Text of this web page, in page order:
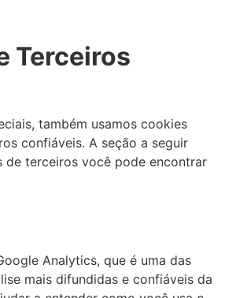
Terceiros
também usamos cookies
confiáveis. A seção a seguir
de terceiros você pode encontrar
Analytics, que é uma das
mais difundidas e confiáveis ​​da